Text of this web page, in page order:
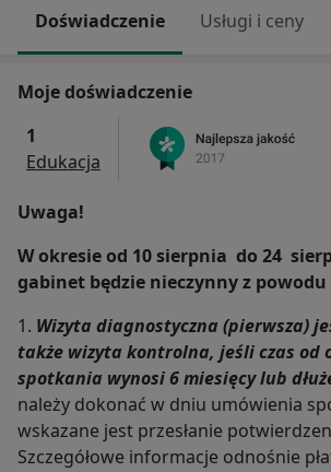
Doświadczenie Usługi i ceny
Moje doświadczenie
1
Edukacja
Uwaga!
W okresie od 10 sierpnia do 24
gabinet będzie nieczynny z
1. Wizyta diagnostyczna (pierwsza)
także wizyta kontrolna, jeśli czas od
spotkania wynosi 6 miesięcylub
należy dokonać w dniu umówienia
wskazane jest przesłanie
Szczegółowe informacje odnośnie